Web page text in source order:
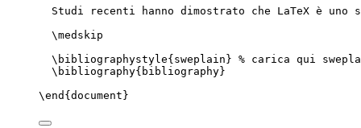
Studi recenti hanno dimostrato che LaTeX è
\medskip
\bibliographystyle{sweplain} % carica qui
\bibliography{bibliography}
\end { document }